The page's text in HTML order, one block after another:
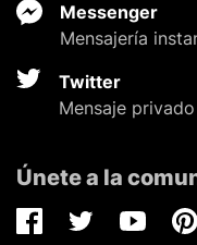
Messenger
Mensajería
Twitter
Mensaje privado
Únete a la
FacebookTwitterYoutube